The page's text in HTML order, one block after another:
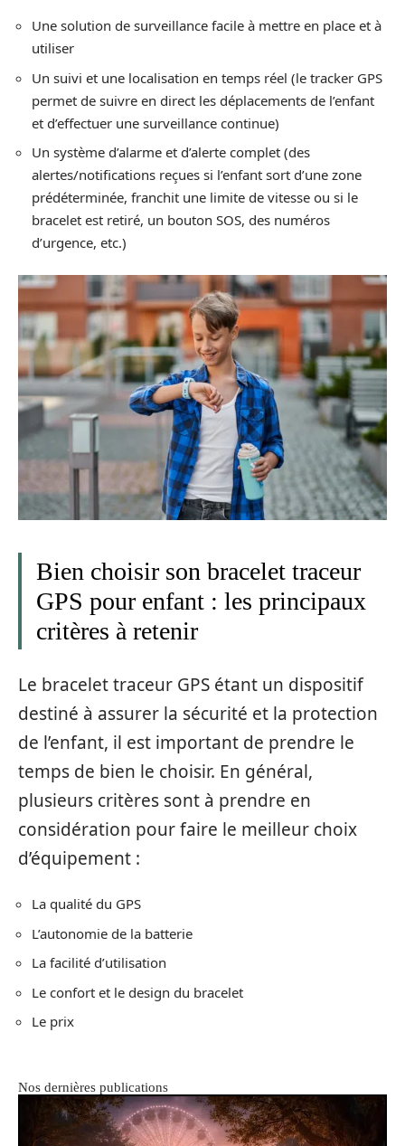
Une solution de surveillance facile à mettre en place et à
utiliser
Un suivi et une localisation en temps réel (le tracker GPS
permet de suivre en direct les déplacements de l’enfant
et d’effectuer une surveillance continue)
Un système d’alarme et d’alerte complet (des
alertes/notifications reçues si l’enfant sort d’une zone
prédéterminée, franchit une limite de vitesse ou si le
bracelet est retiré, un bouton SOS, des numéros
d’urgence, etc.)
Bien choisir son bracelet traceur
GPS pour enfant : les principaux
critères à retenir
Le bracelet traceur GPS étant un dispositif
destiné à assurer la sécurité et la protection
de l’enfant, il est important de prendre le
temps de bien le choisir. En général,
plusieurs critères sont à prendre en
considération pour faire le meilleur choix
d’équipement :
La qualité du GPS
L’autonomie de la batterie
La facilité d’utilisation
Le confort et le design du bracelet
Le prix
Nos dernières publications